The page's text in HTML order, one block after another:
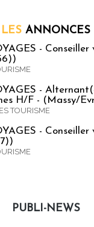
LES ANNONCES
- Conseiller
-
H/F - (Massy/
TOURISME
- Conseiller
PUBLI-NEWS